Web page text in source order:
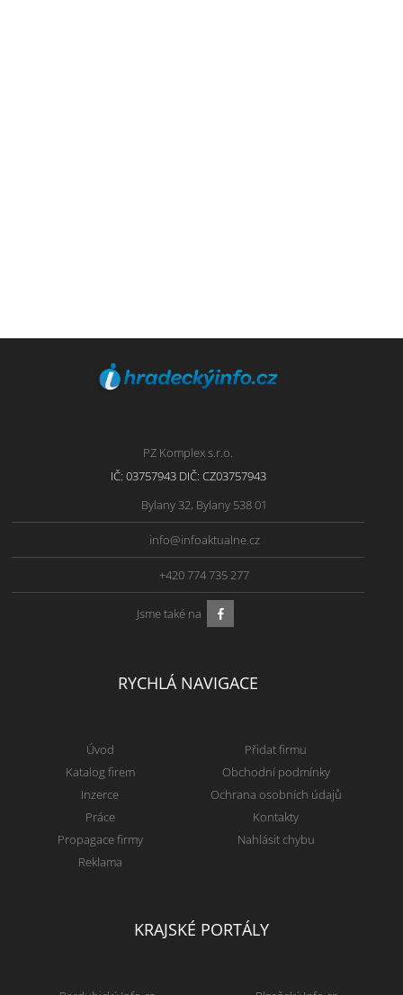
PZ Komplex s.r.o.
IČ: 03757943 DIČ: CZ03757943
Bylany 32, Bylany 538 01
info@infoaktualne.cz
+420 774 735 277
Jsme také na
RYCHLÁ NAVIGACE
Úvod
Katalog firem
Inzerce
Práce
Propagace firmy
Reklama
Přidat firmu
Obchodní podmínky
Ochrana osobních údajů
Kontakty
Nahlásit chybu
KRAJSKÉ PORTÁLY